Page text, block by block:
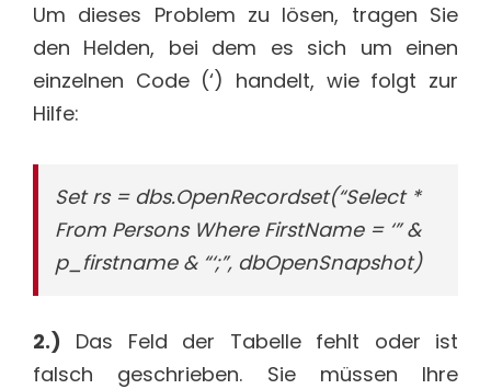
Um dieses Problem zu lösen, tragen Sie
den Helden, bei dem es sich um einen
einzelnen Code (‘) handelt, wie folgt zur
Hilfe:
Set rs = dbs.OpenRecordset(“Select *
From Persons Where FirstName = ‘” &
p_firstname & “‘;”, dbOpenSnapshot)
2.) Das Feld der Tabelle fehlt oder ist
falsch geschrieben. Sie müssen Ihre